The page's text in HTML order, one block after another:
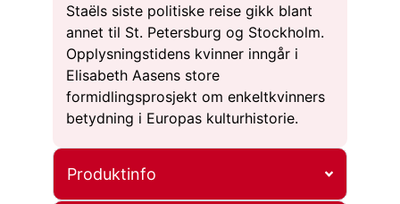
Staëls siste politiske reise gikk blant
annet til St. Petersburg og Stockholm.
Opplysningstidens kvinner inngår i
Elisabeth Aasens store
formidlingsprosjekt om enkeltkvinners
betydning i Europas kulturhistorie.
Produktinfo